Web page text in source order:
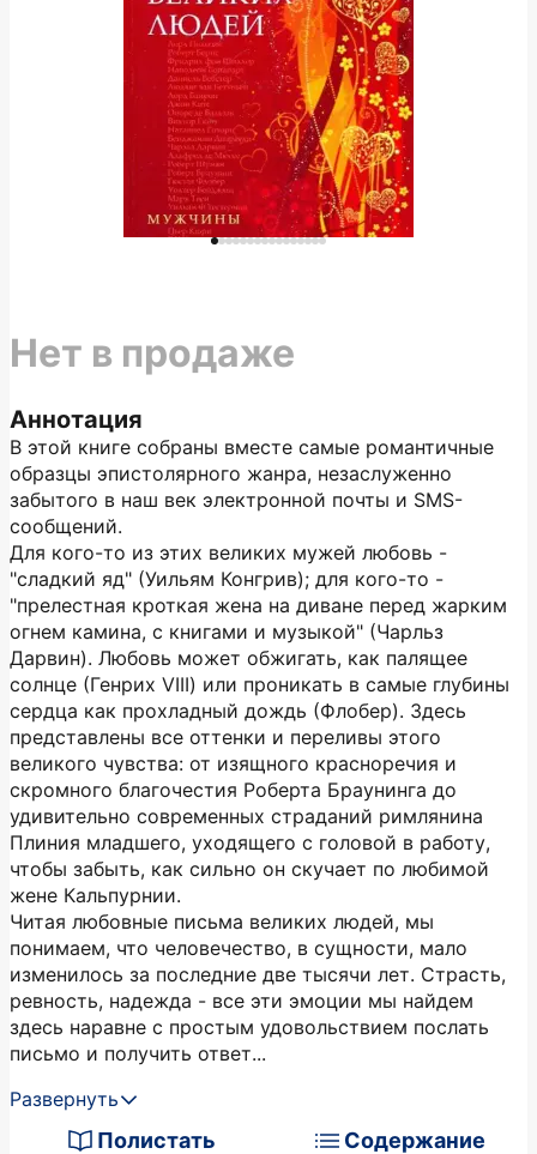
Аннотация
В этой книге собраны вместе самые романтичные
образцы эпистолярного жанра, незаслуженно
забытого в наш век электронной почты и SMS-
сообщений.
Для кого-то из этих великих мужей любовь -
"сладкий яд" (Уильям Конгрив); для кого-то -
"прелестная кроткая жена на диване перед жарким
огнем камина, с книгами и музыкой" (Чарльз
Дарвин). Любовь может обжигать, как палящее
солнце (Генрих VIII) или проникать в самые глубины
сердца как прохладный дождь (Флобер). Здесь
представлены все оттенки и переливы этого
великого чувства: от изящного красноречия и
скромного благочестия Роберта Браунинга до
удивительно современных страданий римлянина
Плиния младшего, уходящего с головой в работу,
чтобы забыть, как сильно он скучает по любимой
жене Кальпурнии.
Читая любовные письма великих людей, мы
понимаем, что человечество, в сущности, мало
изменилось за последние две тысячи лет. Страсть,
ревность, надежда - все эти эмоции мы найдем
здесь наравне с простым удовольствием послать
письмо и получить ответ...
Развернуть
Полистать Содержание
Нет в продаже